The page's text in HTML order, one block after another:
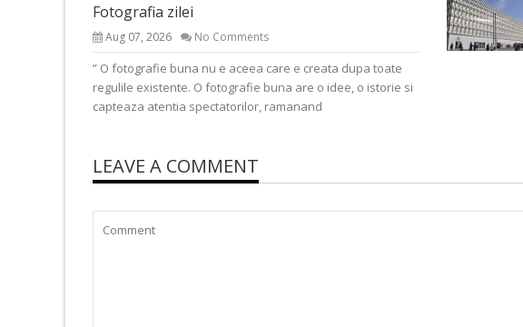
Fotografia zilei
Aug 07, 2026 No Comments
” O fotografie buna nu e aceea care e creata dupa toate
regulile existente. O fotografie buna are o idee, o istorie si
capteaza atentia spectatorilor, ramanand
LEAVE A COMMENT